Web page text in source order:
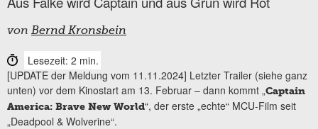
von Bernd Kronsbein
Lesezeit: 2 min.
[UPDATE der Meldung vom 11.11.2024] Letzter Trailer (siehe ganz
unten) vor dem Kinostart am 13. Februar – dann kommt „Captain
America: Brave New World“, der erste „echte“ MCU-Film seit
„Deadpool & Wolverine“.